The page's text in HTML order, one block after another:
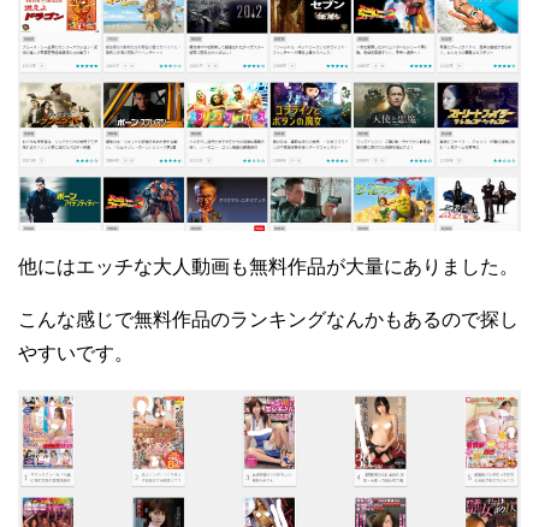
他にはエッチな大人動画も無料作品が大量にありました。
こんな感じで無料作品のランキングなんかもあるので探し
やすいです。